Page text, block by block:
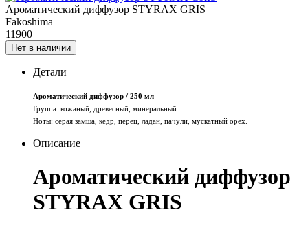
Ароматический диффузор STYRAX GRIS
Fakoshima
11900
Нет в наличии
Детали
Ароматический диффузор / 250 мл
Группа: кожаный, древесный, минеральный.
Ноты: cерая замша, кедр, перец, ладан, пачули, мускатный орех.
Описание
Ароматический диффузор
STYRAX GRIS